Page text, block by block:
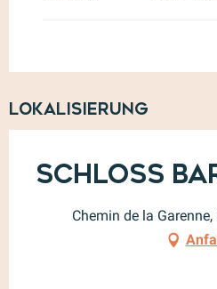
Lokalisierung
Schloss
Chemin de la